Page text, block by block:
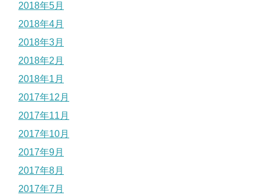
2018年5月
2018年4月
2018年3月
2018年2月
2018年1月
2017年12月
2017年11月
2017年10月
2017年9月
2017年8月
2017年7月